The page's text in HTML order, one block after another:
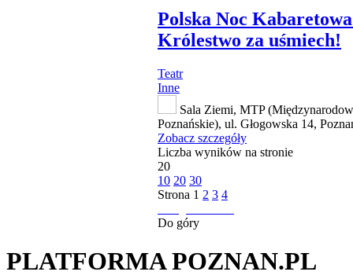
Polska Noc
Królestwo za uśmiech!
Teatr
Inne
Sala Ziemi, MTP
Poznańskie), ul. Głogowska 14,
Zobacz szczegóły
Liczba wyników na stronie
20
10 20 30
Strona 1 2 3 4
Do góry
PLATFORMA POZNAN.PL